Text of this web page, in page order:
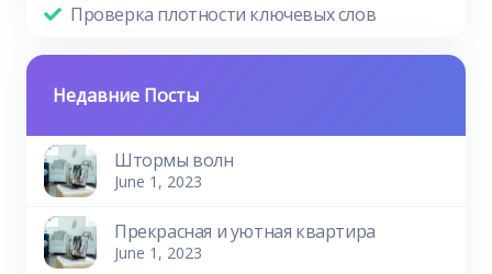
Проверка плотности ключевых слов
Недавние Посты
Штормы волн
June 1, 2023
Прекрасная и уютная квартира
June 1, 2023